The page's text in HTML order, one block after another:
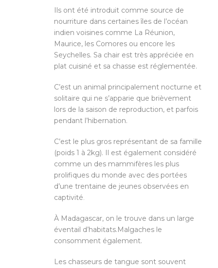
Ils ont été introduit comme source de
nourriture dans certaines îles de l’océan
indien voisines comme La Réunion,
Maurice, les Comores ou encore les
Seychelles. Sa chair est très appréciée en
plat cuisiné et sa chasse est réglementée.
C’est un animal principalement nocturne et
solitaire qui ne s’apparie que brièvement
lors de la saison de reproduction, et parfois
pendant l’hibernation.
C’est le plus gros représentant de sa famille
(poids 1 à 2kg). Il est également considéré
comme un des mammifères les plus
prolifiques du monde avec des portées
d’une trentaine de jeunes observées en
captivité
À Madagascar, on le trouve dans un large
éventail d’habitats.Malgaches le
consomment également.
Les chasseurs de tangue sont souvent